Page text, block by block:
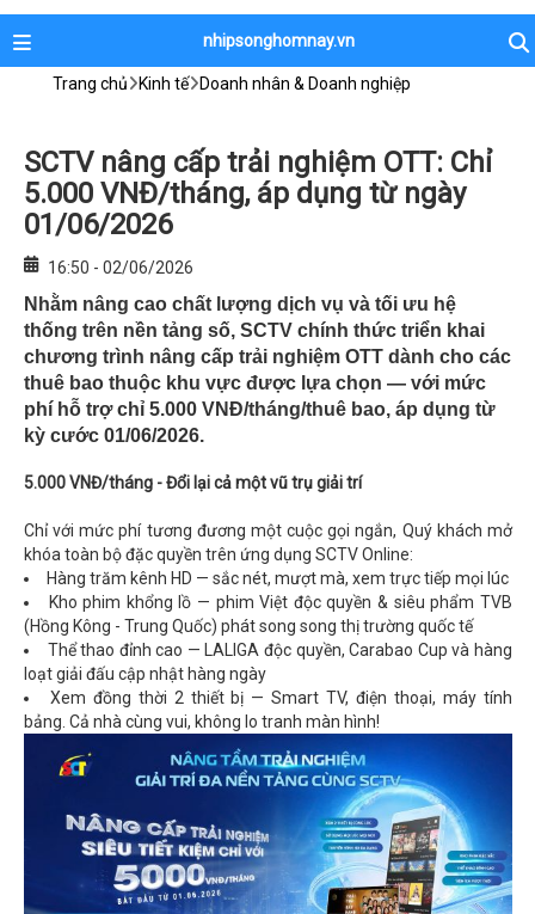
nhipsonghomnay.vn
Trang chủ Kinh tế Doanh nhân & Doanh nghiệp
SCTV nâng cấp trải nghiệm OTT: Chỉ
5.000 VNĐ/tháng, áp dụng từ ngày
01/06/2026
16:50 - 02/06/2026
Nhằm nâng cao chất lượng dịch vụ và tối ưu hệ
thống trên nền tảng số, SCTV chính thức triển khai
chương trình nâng cấp trải nghiệm OTT dành cho các
thuê bao thuộc khu vực được lựa chọn — với mức
phí hỗ trợ chỉ 5.000 VNĐ/tháng/thuê bao, áp dụng từ
kỳ cước 01/06/2026.
5.000 VNĐ/tháng - Đổi lại cả một vũ trụ giải trí
Chỉ với mức phí tương đương một cuộc gọi ngắn, Quý khách mở
khóa toàn bộ đặc quyền trên ứng dụng SCTV Online:
Hàng trăm kênh HD — sắc nét, mượt mà, xem trực tiếp mọi lúc
Kho phim khổng lồ — phim Việt độc quyền & siêu phẩm TVB
(Hồng Kông - Trung Quốc) phát song song thị trường quốc tế
Thể thao đỉnh cao — LALIGA độc quyền, Carabao Cup và hàng
loạt giải đấu cập nhật hàng ngày
Xem đồng thời 2 thiết bị — Smart TV, điện thoại, máy tính
bảng. Cả nhà cùng vui, không lo tranh màn hình!